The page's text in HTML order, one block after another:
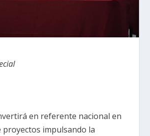
en referente nacional en
proyectos impulsando la